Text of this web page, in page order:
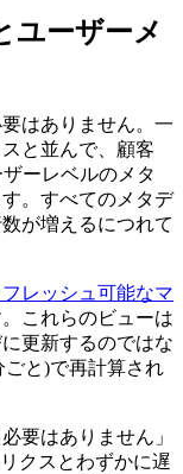
ユーザーメ
はありません。一
と並んで、顧客
ーレベルのメタ
。すべてのメタデ
が増えるにつれて
レッシュ可能なマ
これらのビューは
更新するのではな
ごと)で再計算され
要はありません」
クスとわずかに遅